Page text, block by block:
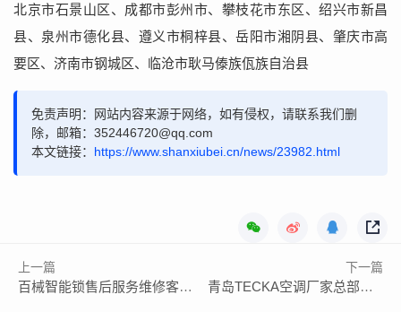
北京市石景山区、成都市彭州市、攀枝花市东区、绍兴市新昌
县、泉州市德化县、遵义市桐梓县、岳阳市湘阴县、肇庆市高
要区、济南市钢城区、临沧市耿马傣族佤族自治县
免责声明：网站内容来源于网络，如有侵权，请联系我们删
除，邮箱：352446720@qq.com
本文链接： https://www.shanxiubei.cn/news/23982.html
上一篇
百械智能锁售后服务维修客服电话多少
下一篇
青岛TECKA空调厂家总部售后维修电话多少